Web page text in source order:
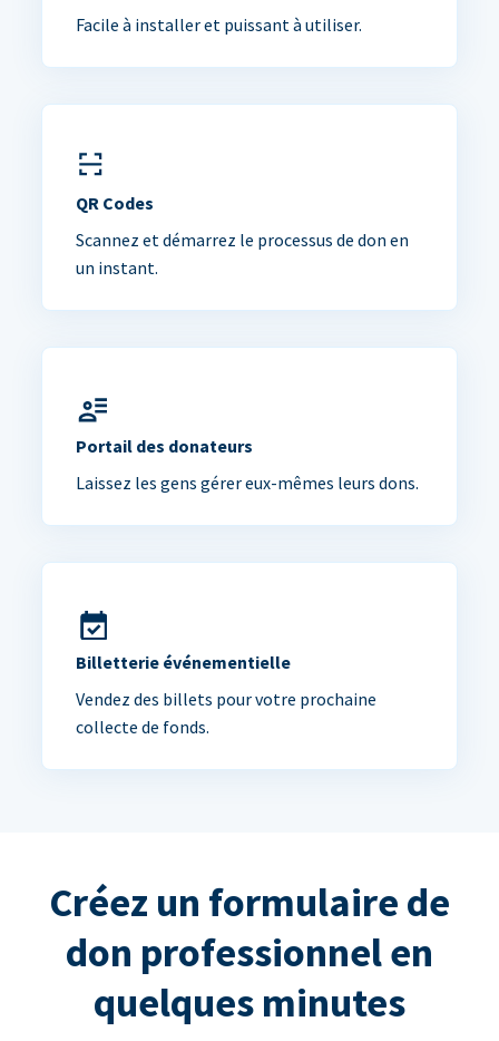
Facile à installer et puissant à utiliser.
QR Codes
Scannez et démarrez le processus de don en
un instant.
Portail des donateurs
Laissez les gens gérer eux-mêmes leurs dons.
Billetterie événementielle
Vendez des billets pour votre prochaine
collecte de fonds.
Créez un formulaire de
don professionnel en
quelques minutes